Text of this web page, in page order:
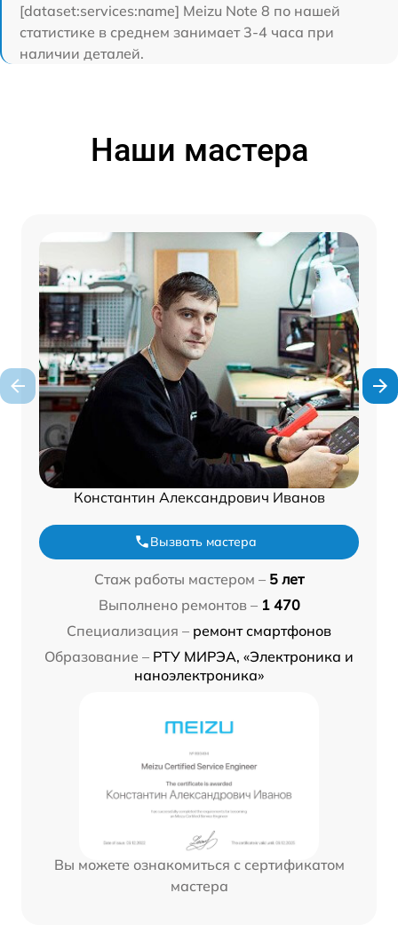
[dataset:services:name] Meizu Note 8 по нашей
статистике в среднем занимает 3-4 часа при
наличии деталей.
Наши мастера
Константин Александрович Иванов
Вызвать мастера
Стаж работы мастером – 5 лет
Выполнено ремонтов – 1 470
Специализация – ремонт смартфонов
Образование – РТУ МИРЭА, «Электроника и
наноэлектроника»
Вы можете ознакомиться с сертификатом
мастера